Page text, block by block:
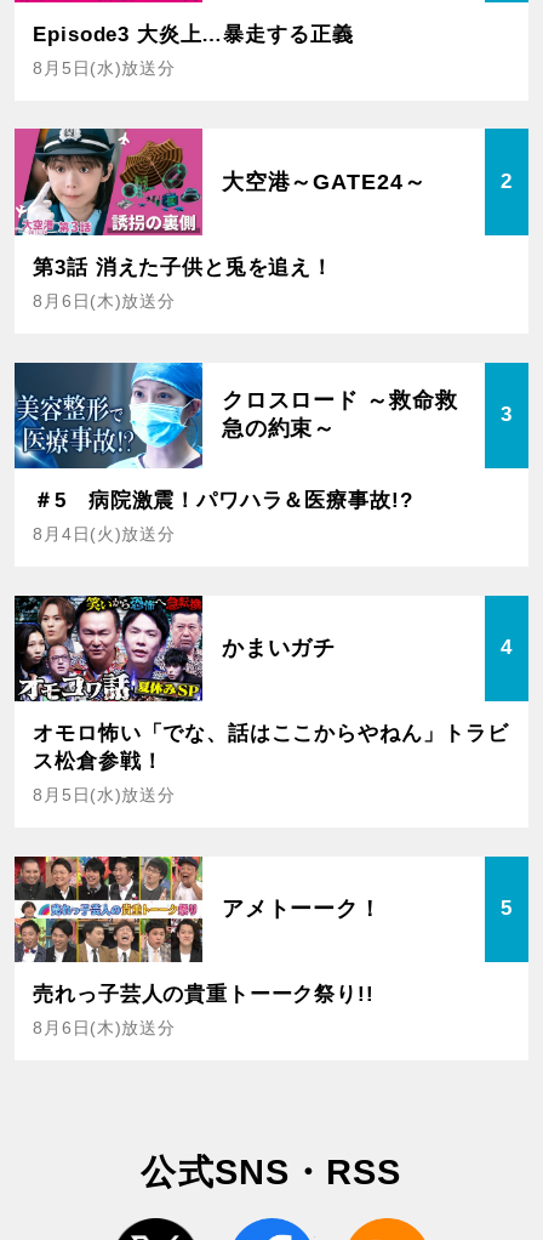
Episode3 大炎上…暴走する正義
8月5日(水)放送分
大空港～GATE24～ 2
第3話 消えた子供と兎を追え！
8月6日(木)放送分
クロスロード ～救命救
急の約束～
3
＃5 病院激震！パワハラ＆医療事故!?
8月4日(火)放送分
かまいガチ 4
オモロ怖い「でな、話はここからやねん」トラビ
ス松倉参戦！
8月5日(水)放送分
アメトーーク！ 5
売れっ子芸人の貴重トーーク祭り!!
8月6日(木)放送分
公式SNS・RSS
twitter facebook